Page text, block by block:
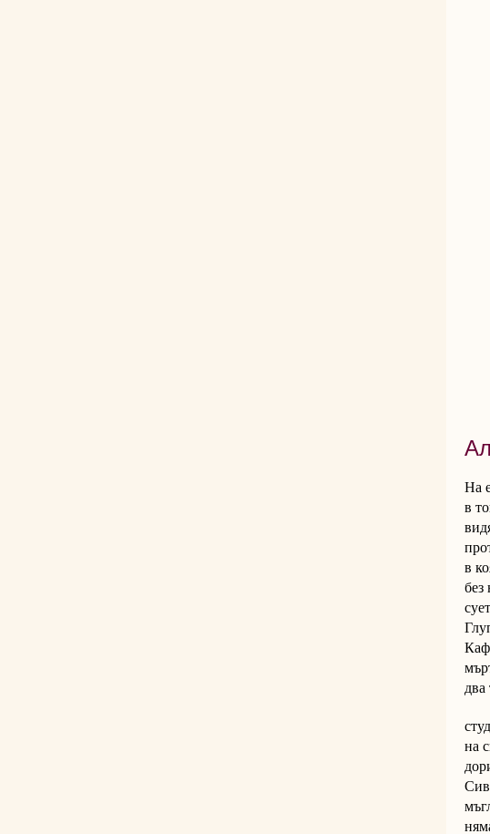
На
в
в
без
два
на